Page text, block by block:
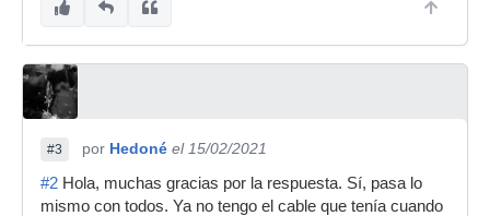
#3 por Hedoné el 15/02/2021
#2 Hola, muchas gracias por la respuesta. Sí, pasa lo
mismo con todos. Ya no tengo el cable que tenía cuando